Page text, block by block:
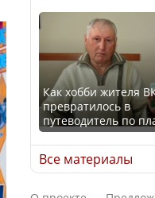
Будут ли
интересы регионов в
Курултае?
Ең төменгі жалақы,
алимент, экология:
партия
нені талқылап
Как хобби жителя
превратилось в
путеводитель по
Все материалы